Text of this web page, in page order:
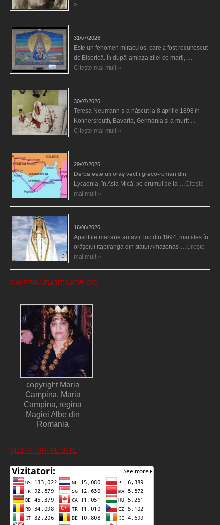
»
31/07/2026
Este un fenomen miraculos, care a fost recunoscut
de Biserică. În după-amiaza zilei de marţi, …
Citește mai mult »
30/07/2026
Teresa Neumann s-a născut la 8 aprilie 1898 în
Konnersreuth, Bavaria, Germania şi a murit …
Citește mai mult »
29/07/2026
Derba este un oraş vechi greco-roman din
Lycaonia, în Asia Mică, pe drumul de la … Citește
mai mult »
16/06/2026
Aparițiile mariane au avut loc din 1994, mai ales în
orășelul Itapiranga din statul Amazonas … Citește
mai mult »
GALERIA VRĂJITOARELOR
copyright Maria
Campina, Maria
Campina, regina
Magiei Albe din
Romania
VIZITATORI PE SITE